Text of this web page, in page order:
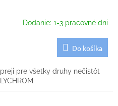
Dodanie: 1-3 pracovné dni
Do košíka
pre všetky druhy nečistôt